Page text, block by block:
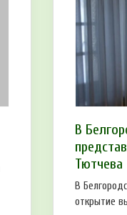
В
Тютчева
В
открытие